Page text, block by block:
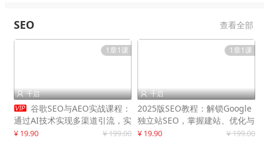
SEO 查看全部
1章1课
 千启
 谷歌SEO与AEO实战课程：
通过AI技术实现多渠道引流，实
现网站流量增长300%
¥ 19.90 ¥ 199.00
1章1课
 千启
2025版SEO教程：解锁Google
独立站SEO，掌握建站、优化与
变现技巧
¥ 19.90 ¥ 199.00